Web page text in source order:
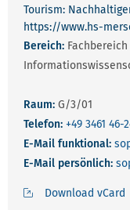
Tourism:
https://www.hs-
Bereich:
Raum: G/3/01
Telefon: +49 3461 46-
E-Mail funktional:
E-Mail persönlich:
Download vCard